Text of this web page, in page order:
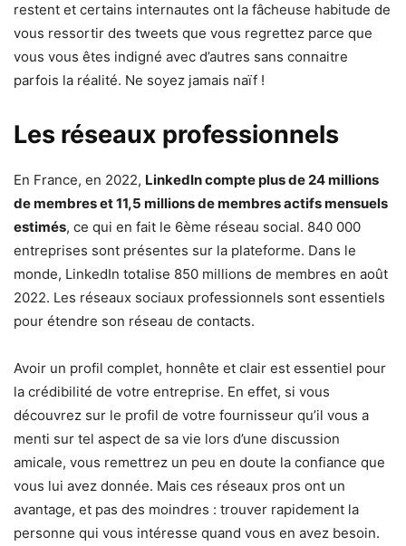
restent et certains internautes ont la fâcheuse habitude de
vous ressortir des tweets que vous regrettez parce que
vous vous êtes indigné avec d’autres sans connaitre
parfois la réalité. Ne soyez jamais naïf !
Les réseaux professionnels
En France, en 2022, LinkedIn compte plus de 24 millions
de membres et 11,5 millions de membres actifs mensuels
estimés, ce qui en fait le 6ème réseau social. 840 000
entreprises sont présentes sur la plateforme. Dans le
monde, LinkedIn totalise 850 millions de membres en août
2022. Les réseaux sociaux professionnels sont essentiels
pour étendre son réseau de contacts.
Avoir un profil complet, honnête et clair est essentiel pour
la crédibilité de votre entreprise. En effet, si vous
découvrez sur le profil de votre fournisseur qu’il vous a
menti sur tel aspect de sa vie lors d’une discussion
amicale, vous remettrez un peu en doute la confiance que
vous lui avez donnée. Mais ces réseaux pros ont un
avantage, et pas des moindres : trouver rapidement la
personne qui vous intéresse quand vous en avez besoin.